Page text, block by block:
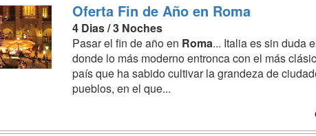
Oferta Fin de Año en Roma
4 Dias / 3 Noches
Pasar el fin de año en Roma... Italia es sin duda
donde lo más moderno entronca con el más
país que ha sabido cultivar la grandeza de
pueblos, en el que...